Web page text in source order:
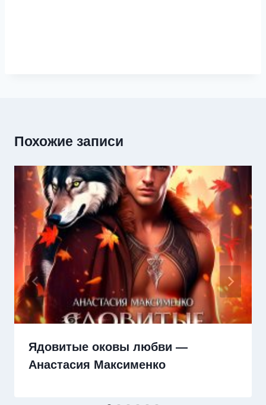
Похожие записи
Ядовитые оковы любви —
Анастасия Максименко